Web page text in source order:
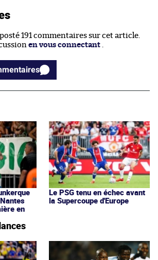
191 commentaires sur cet article.
en vous connectant
191 commentaires
en
Le PSG tenu en échec avant
la Supercoupe d'Europe